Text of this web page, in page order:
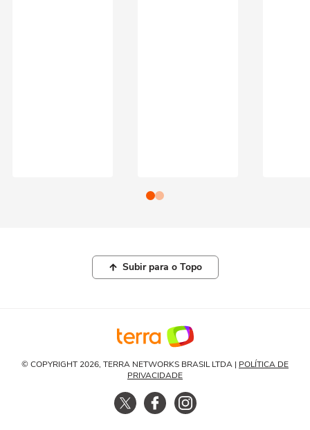
Subir para o Topo
© COPYRIGHT 2026, TERRA NETWORKS BRASIL LTDA | POLÍTICA DE
PRIVACIDADE